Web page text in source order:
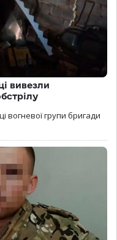
вивезли
вогневої групи бригади